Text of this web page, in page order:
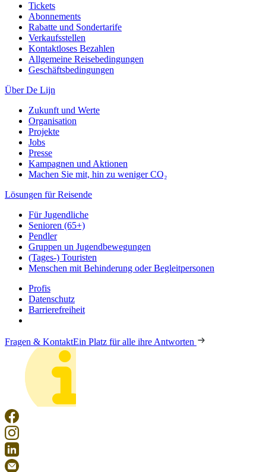
Tickets
Abonnements
Rabatte und Sondertarife
Verkaufsstellen
Kontaktloses Bezahlen
Allgemeine Reisebedingungen
Geschäftsbedingungen
Über De Lijn
Zukunft und Werte
Organisation
Projekte
Jobs
Presse
Kampagnen und Aktionen
Machen Sie mit, hin zu weniger CO₂
Lösungen für Reisende
Für Jugendliche
Senioren (65+)
Pendler
Gruppen un Jugendbewegungen
(Tages-) Touristen
Menschen mit Behinderung oder Begleitpersonen
Profis
Datenschutz
Barrierefreiheit
Fragen & KontaktEin Platz für alle ihre Antworten